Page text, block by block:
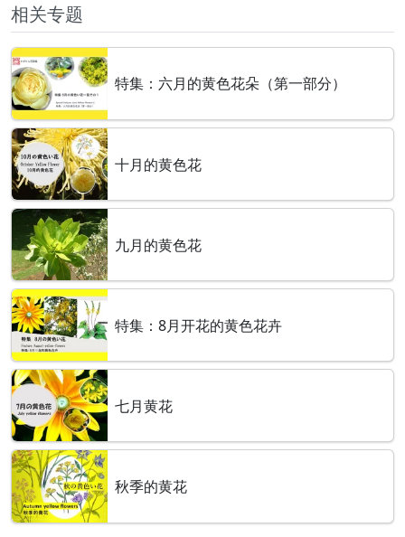
相关专题
特集：六月的黄色花朵（第一部分）
十月的黄色花
九月的黄色花
特集：8月开花的黄色花卉
七月黄花
秋季的黄花